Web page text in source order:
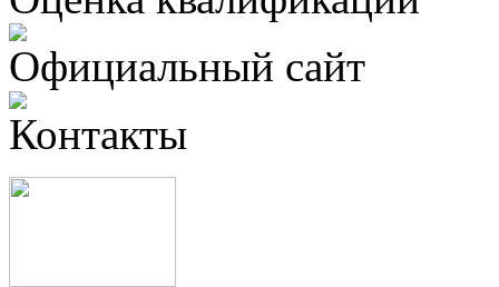
Официальный сайт
Контакты